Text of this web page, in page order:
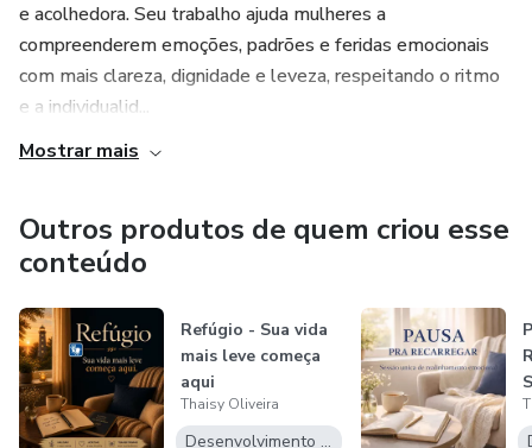
✔ como identificar padrões emocionais automáticos
✔ como fortalecer sua identidade
Juntos, os dois cursos formam uma jornada de
para o discernimento e do conflito interno para uma vida
com mais clareza e paz interior.
O objetivo não é dizer a você o que pensar.
e acolhedora. Seu trabalho ajuda mulheres a
compreenderem emoções, padrões e feridas emocionais
com mais clareza, dignidade e leveza, respeitando o ritmo
e a individualid...
Mostrar mais
Outros produtos de quem criou esse
conteúdo
Refúgio - Sua vida
mais leve começa
aqui
Thaisy Oliveira
Desenvolvimento Pessoal